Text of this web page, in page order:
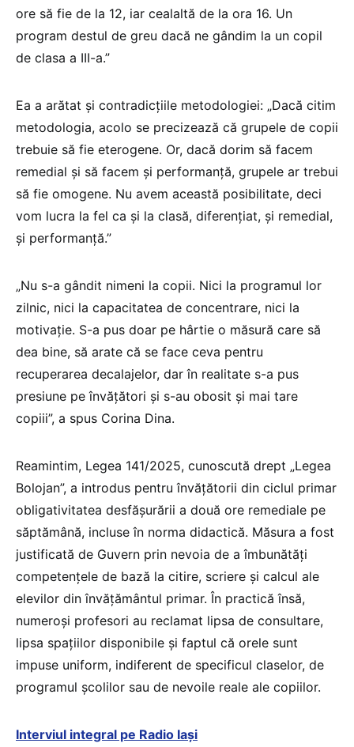
ore să fie de la 12, iar cealaltă de la ora 16. Un
program destul de greu dacă ne gândim la un copil
de clasa a III-a.”
Ea a arătat și contradicțiile metodologiei: „Dacă citim
metodologia, acolo se precizează că grupele de copii
trebuie să fie eterogene. Or, dacă dorim să facem
remedial și să facem și performanță, grupele ar trebui
să fie omogene. Nu avem această posibilitate, deci
vom lucra la fel ca și la clasă, diferențiat, și remedial,
și performanță.”
„Nu s-a gândit nimeni la copii. Nici la programul lor
zilnic, nici la capacitatea de concentrare, nici la
motivație. S-a pus doar pe hârtie o măsură care să
dea bine, să arate că se face ceva pentru
recuperarea decalajelor, dar în realitate s-a pus
presiune pe învățători și s-au obosit și mai tare
copiii”, a spus Corina Dina.
Reamintim, Legea 141/2025, cunoscută drept „Legea
Bolojan”, a introdus pentru învățătorii din ciclul primar
obligativitatea desfășurării a două ore remediale pe
săptămână, incluse în norma didactică. Măsura a fost
justificată de Guvern prin nevoia de a îmbunătăți
competențele de bază la citire, scriere și calcul ale
elevilor din învățământul primar. În practică însă,
numeroși profesori au reclamat lipsa de consultare,
lipsa spațiilor disponibile și faptul că orele sunt
impuse uniform, indiferent de specificul claselor, de
programul școlilor sau de nevoile reale ale copiilor.
Interviul integral pe Radio Iași